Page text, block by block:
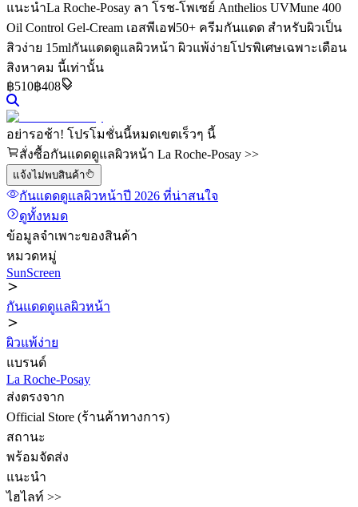
แนะนำLa Roche-Posay ลา โรช-โพเซย์ Anthelios UVMune 400
Oil Control Gel-Cream เอสพีเอฟ50+ ครีมกันแดด สำหรับผิวเป็น
สิวง่าย 15mlกันแดดดูแลผิวหน้า ผิวแพ้ง่ายโปรพิเศษเฉพาะเดือน
สิงหาคม นี้เท่านั้น
฿510฿408
อย่ารอช้า! โปรโมชั่นนี้หมดเขตเร็วๆ นี้
สั่งซื้อกันแดดดูแลผิวหน้า La Roche-Posay >>
แจ้งไม่พบสินค้า
กันแดดดูแลผิวหน้าปี 2026 ที่น่าสนใจ
ดูทั้งหมด
ข้อมูลจำเพาะของสินค้า
หมวดหมู่
SunScreen
กันแดดดูแลผิวหน้า
ผิวแพ้ง่าย
แบรนด์
La Roche-Posay
ส่งตรงจาก
Official Store (ร้านค้าทางการ)
สถานะ
พร้อมจัดส่ง
แนะนำ
ไฮไลท์ >>